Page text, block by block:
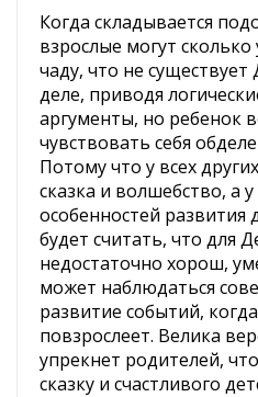
Когда складывается
взрослые могут
чаду, что не
деле, приводя
аргументы, но ребенок
чувствовать себя
Потому что у всех
сказка и волшебство, а
особенностей развития
будет считать, что для
недостаточно хорош,
может наблюдаться
развитие событий,
повзрослеет. Велика
упрекнет родителей,
сказку и счастливого